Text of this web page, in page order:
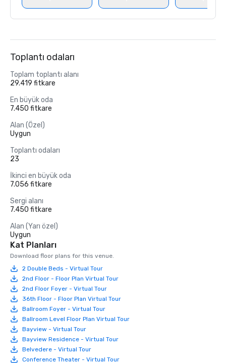
Toplantı odaları
Toplam toplantı alanı
29.419 fitkare
En büyük oda
7.450 fitkare
Alan (Özel)
Uygun
Toplantı odaları
23
İkinci en büyük oda
7.056 fitkare
Sergi alanı
7.450 fitkare
Alan (Yarı özel)
Uygun
Kat Planları
Download floor plans for this venue.
2 Double Beds - Virtual Tour
2nd Floor - Floor Plan Virtual Tour
2nd Floor Foyer - Virtual Tour
36th Floor - Floor Plan Virtual Tour
Ballroom Foyer - Virtual Tour
Ballroom Level Floor Plan Virtual Tour
Bayview - Virtual Tour
Bayview Residence - Virtual Tour
Belvedere - Virtual Tour
Conference Theater - Virtual Tour